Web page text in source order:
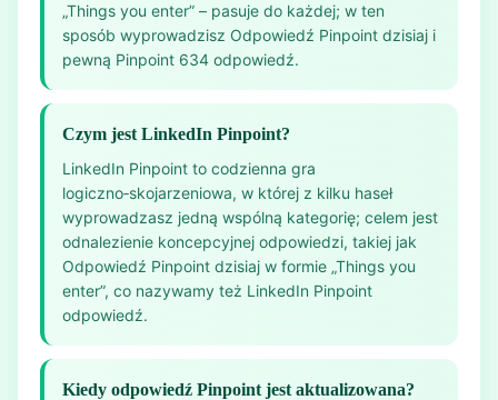
„Things you enter” – pasuje do każdej; w ten
sposób wyprowadzisz Odpowiedź Pinpoint dzisiaj i
pewną Pinpoint 634 odpowiedź.
Czym jest LinkedIn Pinpoint?
LinkedIn Pinpoint to codzienna gra
logiczno‑skojarzeniowa, w której z kilku haseł
wyprowadzasz jedną wspólną kategorię; celem jest
odnalezienie koncepcyjnej odpowiedzi, takiej jak
Odpowiedź Pinpoint dzisiaj w formie „Things you
enter”, co nazywamy też LinkedIn Pinpoint
odpowiedź.
Kiedy odpowiedź Pinpoint jest aktualizowana?